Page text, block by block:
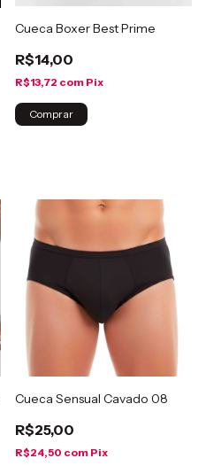
Cueca Boxer Best Prime
R$14,00
R$13,72 com Pix
Comprar
Cueca Sensual Cavado 08
R$25,00
R$24,50 com Pix